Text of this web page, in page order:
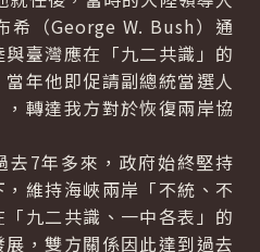
希（George W. Bush）通
臺灣應在「九二共識」的
年他即促請副總統當選人
轉達我方對於恢復兩岸協
7年多來，政府始終堅持
維持海峽兩岸「不統、不
九二共識、一中各表」的
，雙方關係因此達到過去